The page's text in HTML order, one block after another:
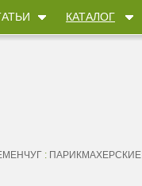
КАТАЛОГ
: ПАРИКМАХЕРСКИЕ